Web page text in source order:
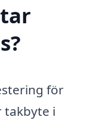
för
takbyte i